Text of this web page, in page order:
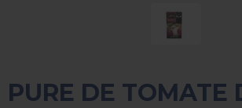
PURE DE TOMATE